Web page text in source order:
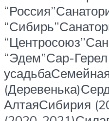
“Эдем”Сар-
АлтаяСибирия